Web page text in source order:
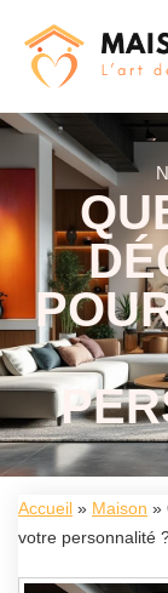
Accueil » Maison »
votre personnalité